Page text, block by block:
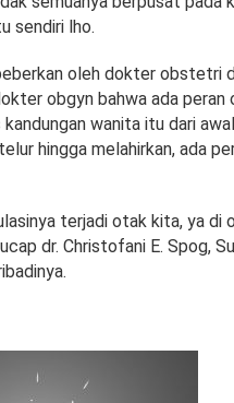
sendiri lho.
oleh dokter obstetri
obgyn bahwa ada peran
wanita itu dari awal
hingga melahirkan, ada
terjadi otak kita, ya di
dr. Christofani E. Spog,